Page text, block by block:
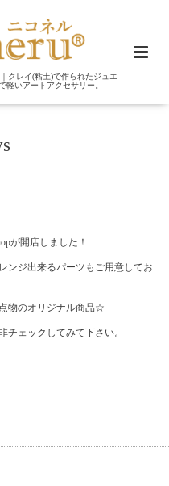
クレイ(粘土)で作られたジュエ
軽いアートアクセサリー。
が開店しました！
ンジ出来るパーツもご用意してお
物のオリジナル商品☆
チェックしてみて下さい。